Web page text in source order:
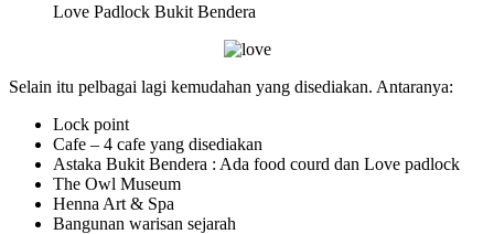
Love Padlock Bukit Bendera
Selain itu pelbagai lagi kemudahan yang disediakan. Antaranya:
Lock point
Cafe – 4 cafe yang disediakan
Astaka Bukit Bendera : Ada food courd dan Love padlock
The Owl Museum
Henna Art & Spa
Bangunan warisan sejarah